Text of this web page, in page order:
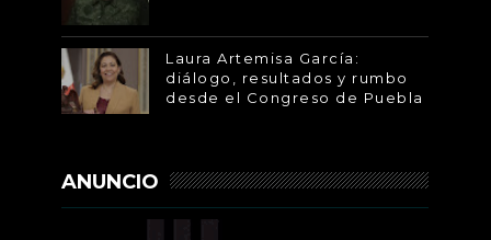
Laura Artemisa García:
diálogo, resultados y rumbo
desde el Congreso de Puebla
ANUNCIO